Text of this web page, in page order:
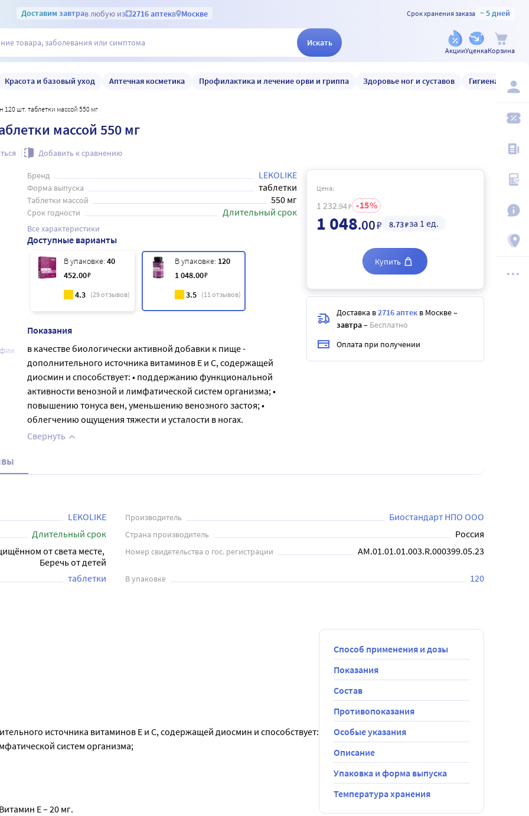
Доставим завтрав любую из 2716 аптекв Москве Срок хранения заказа ~ 5 дней
Искать
АкцииУценкаКорзина
Красота и базовый уход Аптечная косметика Профилактика и лечение орви и гриппа Здоровье ног и суставов Гигиена и уход
120 шт. таблетки массой 550 мг
массой 550 мг
Добавить к сравнению
Бренд LEKOLIKE
Форма выпуска таблетки
Таблетки массой 550 мг
Срок годности Длительный срок
Все характеристики
Доступные варианты
В упаковке: 40
452.00₽
4.3 (29отзывов)
В упаковке: 120
1 048.00₽
3.5 (11отзывов)
Показания
в качестве биологически активной добавки к пище -
дополнительного источника витаминов Е и С, содержащей
диосмин и способствует: • поддержанию функциональной
активности венозной и лимфатической систем организма; •
повышению тонуса вен, уменьшению венозного застоя; •
облегчению ощущения тяжести и усталости в ногах.
Свернуть
Цена:
1 232.94₽ 15
1 048.00₽ 8.73₽за 1 ед.
Купить
Доставка в2716 аптек в Москве–
завтра– Бесплатно
Оплата при получении
LEKOLIKE Производитель Биостандарт НПО ООО
Длительный срок Страна производитель Россия
от света месте,
Беречь от детей
Номер свидетельства о гос. регистрации АМ.01.01.01.003.R.000399.05.23
таблетки В упаковке 120
источника витаминов Е и С, содержащей диосмин и способствует:
систем организма;
Е – 20 мг.
Способ применения и дозы
Показания
Состав
Противопоказания
Особые указания
Описание
Упаковка и форма выпуска
Температура хранения